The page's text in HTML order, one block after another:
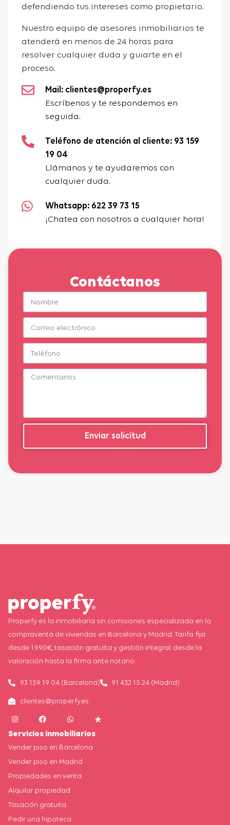
defendiendo tus intereses como propietario.
Nuestro equipo de asesores inmobiliarios te
atenderá en menos de 24 horas para
resolver cualquier duda y guiarte en el
proceso.
Mail: clientes@properfy.es
Escríbenos y te respondemos en
seguida.
Teléfono de atención al cliente: 93 159
19 04
Llámanos y te ayudaremos con
cualquier duda.
Whatsapp: 622 39 73 15
¡Chatea con nosotros a cualquier hora!
Contáctanos
Enviar solicitud
Properfy es la inmobiliaria sin comisiones especializada en la
compraventa de viviendas en Barcelona y Madrid. Tarifa fija
desde 1.990€, tasación gratuita y gestión integral: desde la
valoración hasta la firma ante notario.
93 159 19 04 (Barcelona) 91 432 15 24 (Madrid)
clientes@properfy.es
Servicios inmobiliarios
Vender piso en Barcelona
Vender piso en Madrid
Propiedades en venta
Alquilar propiedad
Tasación gratuita
Pedir una hipoteca